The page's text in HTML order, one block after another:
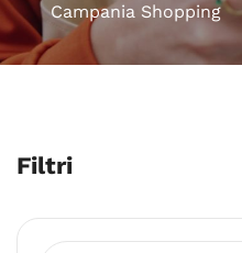
Campania Shopping
Filtri